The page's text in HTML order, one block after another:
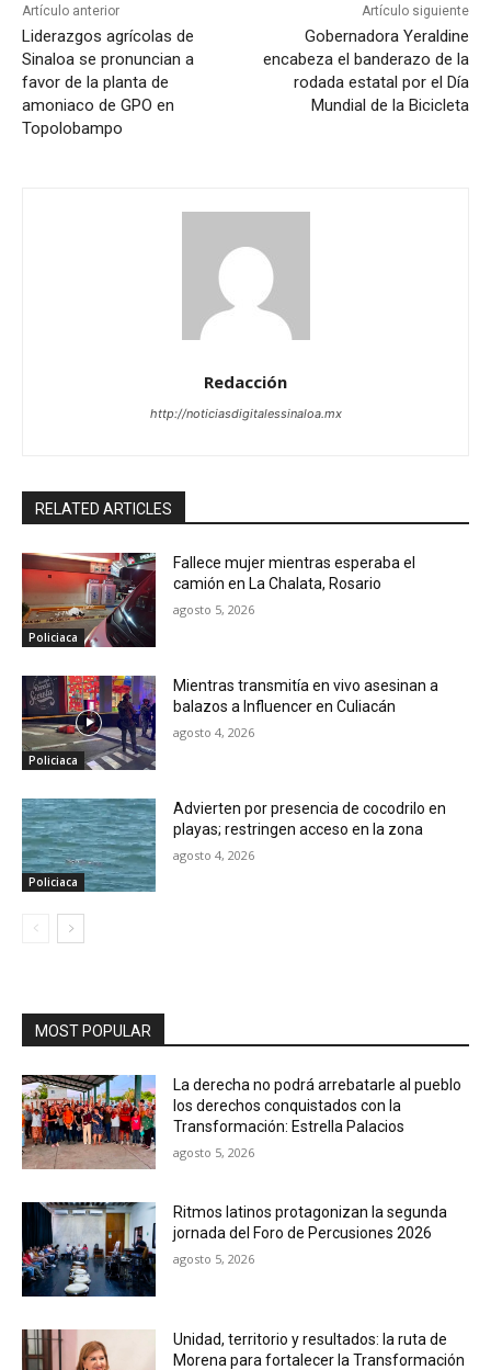
Artículo anterior
Liderazgos agrícolas de
Sinaloa se pronuncian a
favor de la planta de
amoniaco de GPO en
Topolobampo
Artículo siguiente
Gobernadora Yeraldine
encabeza el banderazo de la
rodada estatal por el Día
Mundial de la Bicicleta
Redacción
http://noticiasdigitalessinaloa.mx
RELATED ARTICLES
Policiaca
Fallece mujer mientras esperaba el
camión en La Chalata, Rosario
agosto 5, 2026
Policiaca
Mientras transmitía en vivo asesinan a
balazos a Influencer en Culiacán
agosto 4, 2026
Policiaca
Advierten por presencia de cocodrilo en
playas; restringen acceso en la zona
agosto 4, 2026
MOST POPULAR
La derecha no podrá arrebatarle al pueblo
los derechos conquistados con la
Transformación: Estrella Palacios
agosto 5, 2026
Ritmos latinos protagonizan la segunda
jornada del Foro de Percusiones 2026
agosto 5, 2026
Unidad, territorio y resultados: la ruta de
Morena para fortalecer la Transformación